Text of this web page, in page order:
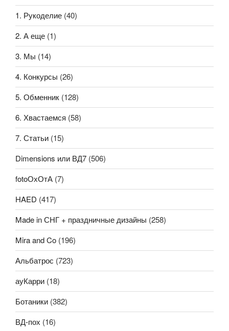
1. Рукоделие (40)
2. А еще (1)
3. Мы (14)
4. Конкурсы (26)
5. Обменник (128)
6. Хвастаемся (58)
7. Статьи (15)
Dimensions или ВД7 (506)
fotoОхОтА (7)
HAED (417)
Made in СНГ + праздничные дизайны (258)
Mira and Co (196)
Альбатрос (723)
ауКарри (18)
Ботаники (382)
ВД-пох (16)